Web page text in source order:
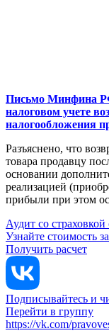
Письмо Минфина
налоговом учете
налогообложения
Разъяснено, что
товара продавцу
основании
реализацией
прибыли при этом
Аудит со страховкой
Узнайте стоимость
Получить расчет
Подписывайтесь и
Перейти в группу
https://vk.com/